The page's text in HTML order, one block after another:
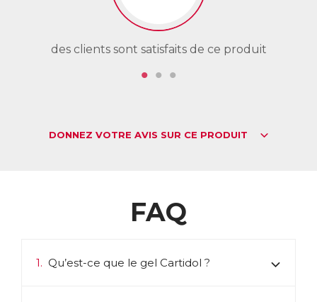
des clients sont satisfaits de ce produit
DONNEZ VOTRE AVIS SUR CE PRODUIT
FAQ
1. Qu’est-ce que le gel Cartidol ?